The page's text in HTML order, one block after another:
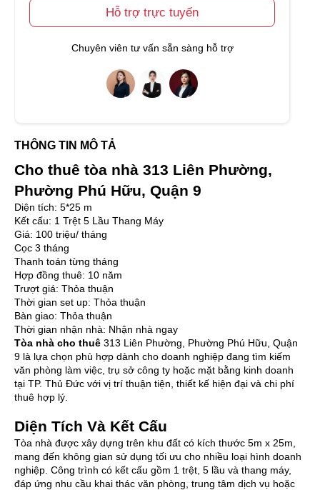
Hỗ trợ trực tuyến
Chuyên viên tư vấn sẵn sàng hỗ trợ
THÔNG TIN MÔ TẢ
Cho thuê tòa nhà 313 Liên Phường,
Phường Phú Hữu, Quận 9
Diện tích: 5*25 m
Kết cấu: 1 Trệt 5 Lầu Thang Máy
Giá: 100 triệu/ tháng
Cọc 3 tháng
Thanh toán từng tháng
Hợp đồng thuê: 10 năm
Trượt giá: Thỏa thuận
Thời gian set up: Thỏa thuận
Bàn giao: Thỏa thuận
Thời gian nhận nhà: Nhận nhà ngay
Tòa nhà cho thuê 313 Liên Phường, Phường Phú Hữu, Quận
9 là lựa chọn phù hợp dành cho doanh nghiệp đang tìm kiếm
văn phòng làm việc, trụ sở công ty hoặc mặt bằng kinh doanh
tại TP. Thủ Đức với vị trí thuận tiện, thiết kế hiện đại và chi phí
thuê hợp lý.
Diện Tích Và Kết Cấu
Tòa nhà được xây dựng trên khu đất có kích thước 5m x 25m,
mang đến không gian sử dụng tối ưu cho nhiều loại hình doanh
nghiệp. Công trình có kết cấu gồm 1 trệt, 5 lầu và thang máy,
đáp ứng nhu cầu khai thác văn phòng, trung tâm dịch vụ hoặc